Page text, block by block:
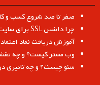
صفر تا صد شروع کسب و
چرا داشتن SSL برای سایت‌های فروشگاهی ضروری است؟
آموزش دریافت نماد
وب مستر کیست؟ و چه
سئو چیست؟ و چه تاثیری